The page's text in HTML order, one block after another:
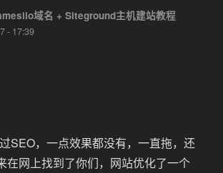
域名 + Siteground主机建站教程
- 17:39
SEO，一点效果都没有，一直拖，还
在网上找到了你们，网站优化了一个